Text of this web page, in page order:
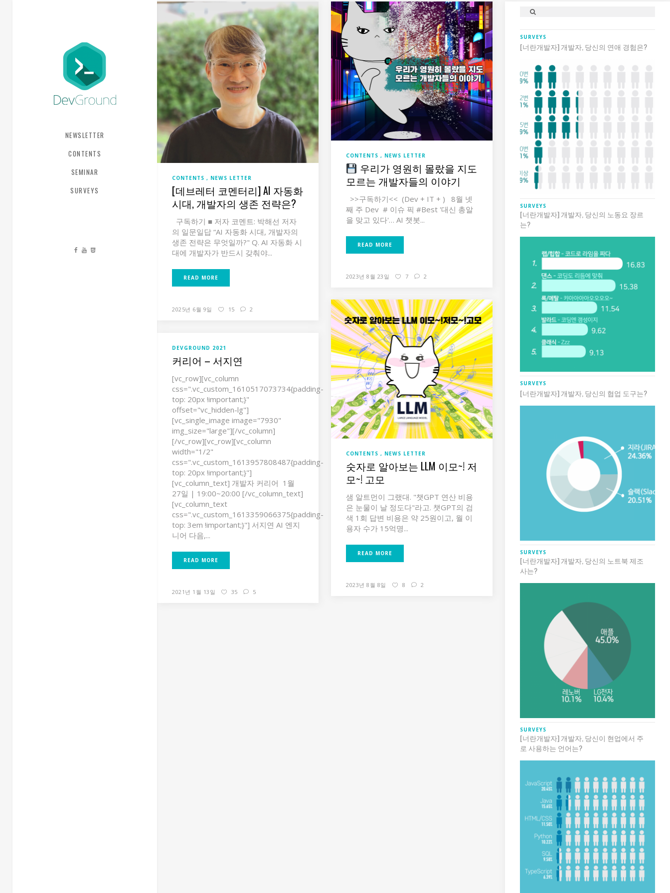
NEWSLETTER
CONTENTS
SEMINAR
SURVEYS
CONTENTS NEWS LETTER
[데브레터 코멘터리] AI 자동화
시대, 개발자의 생존 전략은?
구독하기 ■ 저자 코멘트: 박해선 저자
의 일문일답 “AI 자동화 시대, 개발자의
생존 전략은 무엇일까?"‍ Q. AI 자동화 시
대에 개발자가 반드시 갖춰야...
READ MORE
2025년 6월 9일 15 2
CONTENTS NEWS LETTER
우리가 영원히 몰랐을 지도
모르는 개발자들의 이야기
>>구독하기<< (Dev + IT + ) 8월 넷
째 주 Dev # 이슈 픽 #Best '대신 총알
을 맞고 있다'… AI 챗봇...
READ MORE
2023년 8월 23일 7 2
CONTENTS NEWS LETTER
숫자로 알아보는 LLM 이모~! 저
모~! 고모
샘 알트먼이 그랬대. "챗GPT 연산 비용
은 눈물이 날 정도다"라고. 챗GPT의 검
색 1회 답변 비용은 약 25원이고, 월 이
용자 수가 15억명...
READ MORE
2023년 8월 8일 8 2
DEVGROUND 2021
커리어 – 서지연
[vc_row][vc_column
css=".vc_custom_1610517073734{padding-
top: 20px !important;}"
offset="vc_hidden-lg"]
[vc_single_image image="7930"
img_size="large"][/vc_column]
[/vc_row][vc_row][vc_column
width="1/2"
css=".vc_custom_1613957808487{padding-
top: 20px !important;}"]
[vc_column_text] 개발자 커리어 1월
27일 | 19:00~20:00 [/vc_column_text]
[vc_column_text
css=".vc_custom_1613359066375{padding-
top: 3em !important;}"] 서지연 AI 엔지
니어 다음,...
READ MORE
2021년 1월 13일 35 5
SURVEYS
[너란개발자] 개발자, 당신의 연애 경험은?
SURVEYS
[너란개발자] 개발자, 당신의 노동요 장르
는?
SURVEYS
[너란개발자] 개발자, 당신의 협업 도구는?
SURVEYS
[너란개발자] 개발자, 당신의 노트북 제조
사는?
SURVEYS
[너란개발자] 개발자, 당신이 현업에서 주
로 사용하는 언어는?